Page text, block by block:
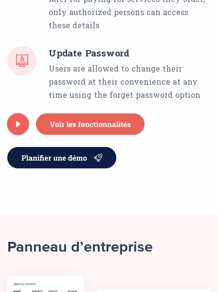
only authorized persons can access
these details
Update Password
Users are allowed to change their
password at their convenience at any
time using the forget password option
Panneau d’entreprise